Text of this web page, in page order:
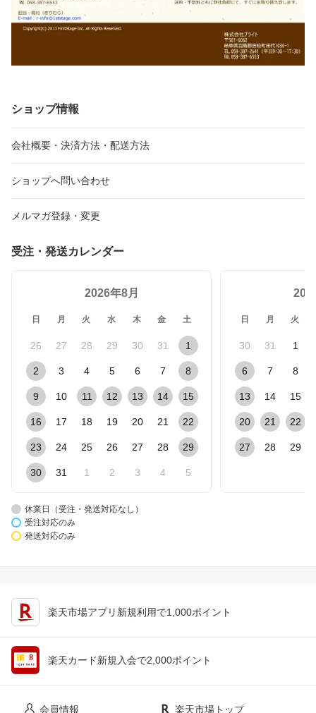
ショップ情報
会社概要・決済方法・配送方法
ショップへ問い合わせ
メルマガ登録・変更
受注・発送カレンダー
2026年8月
日 月 火 水 木 金 土
26 27 28 29 30 31 1
2 3 4 5 6 7 8
9 10 11 12 13 14 15
16 17 18 19 20 21 22
23 24 25 26 27 28 29
30 31 1 2 3 4 5
日 月 火
30 31 1
6 7 8
13 14 15
20 21 22
27 28 29
休業日（受注・発送対応なし）
受注対応のみ
発送対応のみ
楽天市場アプリ新規利用で1,000ポイント
楽天カード新規入会で2,000ポイント
会員情報 楽天市場トップ